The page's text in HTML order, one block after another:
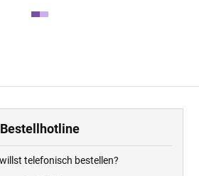
Bestellhotline
telefonisch bestellen?